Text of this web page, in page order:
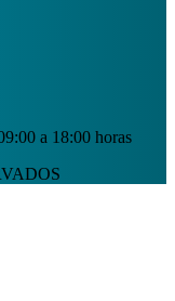
a 18:00 horas